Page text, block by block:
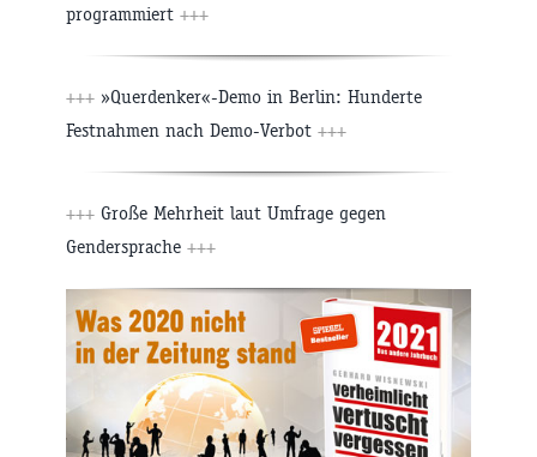
programmiert +++
+++ »Querdenker«-Demo in Berlin: Hunderte
Festnahmen nach Demo-Verbot +++
+++ Große Mehrheit laut Umfrage gegen
Gendersprache +++